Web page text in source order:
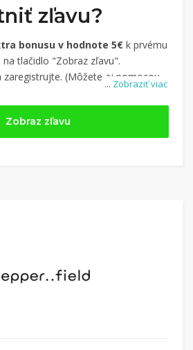
... Zobraziť viac
zľavu?
bonusu v hodnote 5€ k prvému
na tlačidlo "Zobraz zľavu".
zaregistrujte. (Môžete aj pomocou
nájdite obchod, pomocou služby
je cca 1 500 obchodov).
„Nakupovať“.(Následne
Zobraz zľavu